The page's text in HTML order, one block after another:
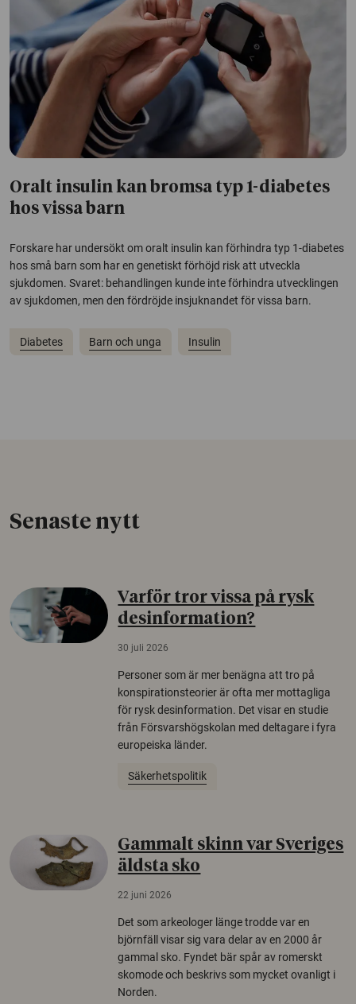
Oralt insulin kan bromsa typ 1-diabetes
hos vissa barn
Forskare har undersökt om oralt insulin kan förhindra typ 1-diabetes
hos små barn som har en genetiskt förhöjd risk att utveckla
sjukdomen. Svaret: behandlingen kunde inte förhindra utvecklingen
av sjukdomen, men den fördröjde insjuknandet för vissa barn.
Diabetes Barn och unga Insulin
Senaste nytt
Varför tror vissa på rysk
desinformation?
30 juli 2026
Personer som är mer benägna att tro på
konspirationsteorier är ofta mer mottagliga
för rysk desinformation. Det visar en studie
från Försvarshögskolan med deltagare i fyra
europeiska länder.
Säkerhetspolitik
Gammalt skinn var Sveriges
äldsta sko
22 juni 2026
Det som arkeologer länge trodde var en
björnfäll visar sig vara delar av en 2000 år
gammal sko. Fyndet bär spår av romerskt
skomode och beskrivs som mycket ovanligt i
Norden.